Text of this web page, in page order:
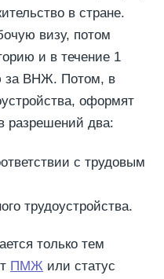
в стране.
визу, потом
и в течение 1
за ВНЖ. Потом, в
оформят
разрешений два:
с трудовым
трудоустройства.
только тем
ПМЖ или статус